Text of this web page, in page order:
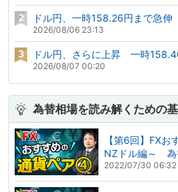
ドル円、一時158.26円まで急
2026/08/06 23:13
ドル円、さらに上昇 一時
2026/08/07 00:20
為替相場を読み解くための
【第6回】FX
NZドル編～
2022/07/30 06:32